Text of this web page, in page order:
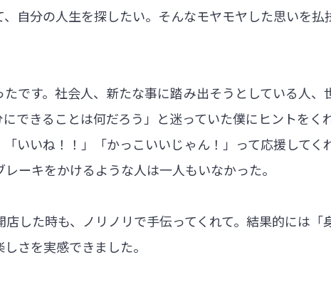
自分の人生を探したい。そんなモヤモヤした思いを
です。社会人、新たな事に踏み出そうとしている人
できることは何だろう」と迷っていた僕にヒントを
いいね！！」「かっこいいじゃん！」って応援してく
ーキをかけるような人は一人もいなかった。
した時も、ノリノリで手伝ってくれて。結果的には
さを実感できました。